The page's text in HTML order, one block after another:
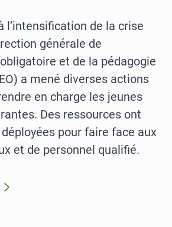
l’intensification de la crise
générale de
et de la pédagogie
a mené diverses actions
en charge les jeunes
Des ressources ont
pour faire face aux
et de personnel qualifié.